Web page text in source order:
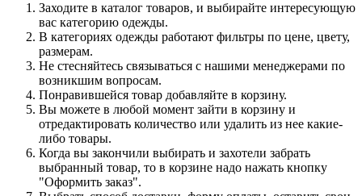
Заходите в каталог товаров, и выбирайте интересующую
вас категорию одежды.
В категориях одежды работают фильтры по цене, цвету,
размерам.
Не стесняйтесь связываться с нашими менеджерами по
возникшим вопросам.
Понравившейся товар добавляйте в корзину.
Вы можете в любой момент зайти в корзину и
отредактировать количество или удалить из нее какие-
либо товары.
Когда вы закончили выбирать и захотели забрать
выбранный товар, то в корзине надо нажать кнопку
"Оформить заказ".